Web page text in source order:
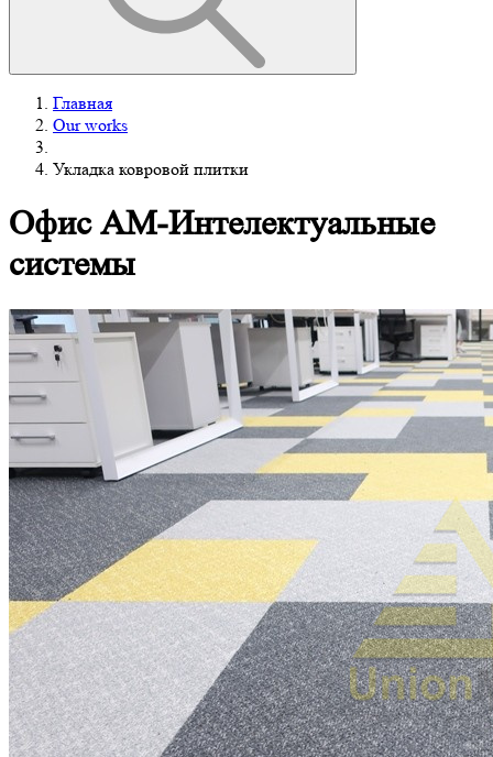
Главная
Our works
Укладка ковровой плитки
Офис АМ-Интелектуальные
системы